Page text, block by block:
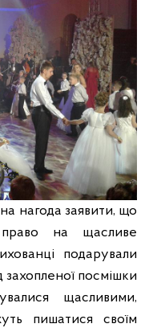
нагода заявити, що
на щасливе
подарували
захопленої посмішки
щасливими,
пишатися своїм